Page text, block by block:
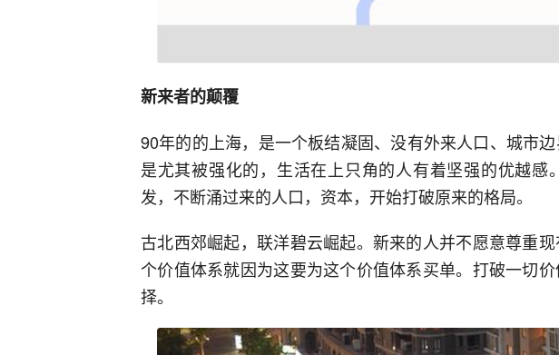
新来者的颠覆
90年的的上海，是一个板结凝固、没有外来人口、城市
是尤其被强化的，生活在上只角的人有着坚强的优越感
发，不断涌过来的人口，资本，开始打破原来的格局。
古北西郊崛起，联洋碧云崛起。新来的人并不愿意尊重
个价值体系就因为这要为这个价值体系买单。打破一切
择。